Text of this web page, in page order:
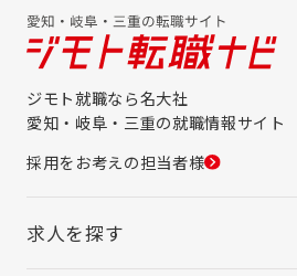
ジモト就職なら名大社
愛知・岐阜・三重の就職情報サイト
採用をお考えの担当者様
求人を探す